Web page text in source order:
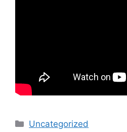
Uncategorized